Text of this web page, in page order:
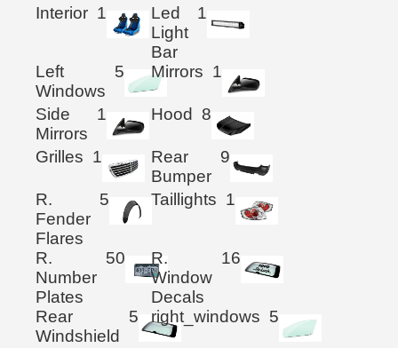
Interior 1
Led
Light
Bar
1
Left
Windows
5 Mirrors 1
Side
Mirrors
1 Hood 8
Grilles 1
Rear
Bumper
9
R.
Fender
Flares
5 Taillights 1
R.
Number
Plates
50
R.
Window
Decals
16
Rear
Windshield
5 right_windows 5